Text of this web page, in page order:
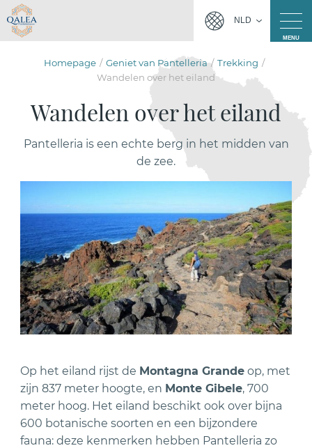
NLD
MENU
Homepage Geniet van Pantelleria
Trekking
Wandelen over het eiland
Wandelen over het eiland
Pantelleria is een echte berg in het midden van
de zee.
Op het eiland rijst de Montagna Grande op, met
zijn 837 meter hoogte, en Monte Gibele, 700
meter hoog. Het eiland beschikt ook over bijna
600 botanische soorten en een bijzondere
fauna: deze kenmerken hebben Pantelleria zo